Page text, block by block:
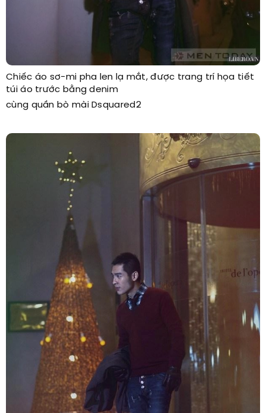
Chiếc áo sơ-mi pha len lạ mắt, được trang trí họa tiết
túi áo trước bằng denim
cùng quần bò mài Dsquared2